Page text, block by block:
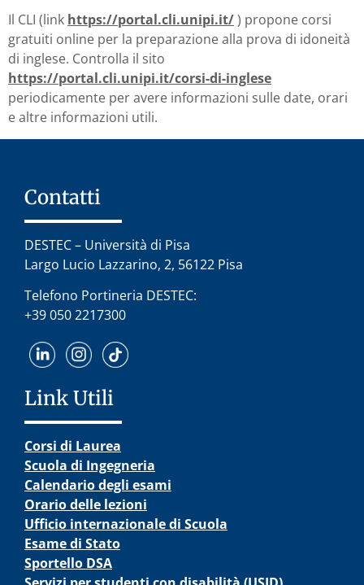
Il CLI (link https://portal.cli.unipi.it/) propone corsi
gratuiti online per la preparazione alla prova di idoneità
di inglese. Controlla il sito
https://portal.cli.unipi.it/corsi-di-inglese
periodicamente per avere informazioni sulle date, orari
e altre informazioni utili.
Contatti
DESTEC – Università di Pisa
Largo Lucio Lazzarino, 2, 56122 Pisa
Telefono Portineria DESTEC:
+39 050 2217300
Link Utili
Corsi di Laurea
Scuola di Ingegneria
Calendario degli esami
Orario delle lezioni
Ufficio internazionale di Scuola
Esame di Stato
Sportello DSA